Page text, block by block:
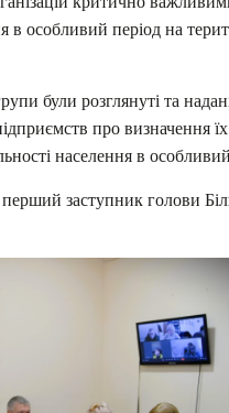
в особливий період на
були розглянуті та
підприємств про
населення в
перший заступник голови